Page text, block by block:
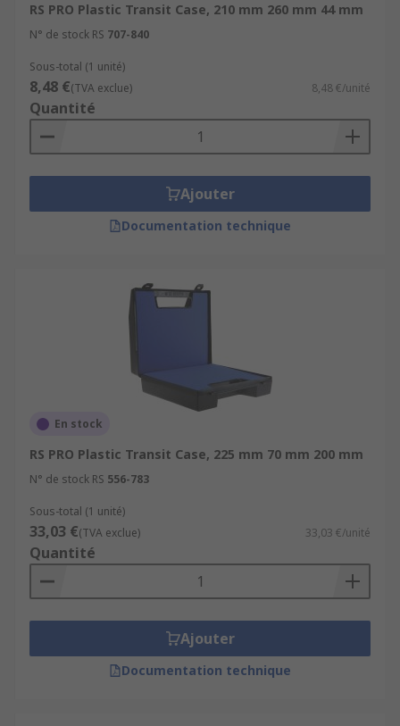
RS PRO Plastic Transit Case, 210 mm 260 mm 44 mm
N° de stock RS 707-840
Sous-total (1 unité)
8,48 €(TVA exclue) 8,48 €/unité
Quantité
Ajouter
Documentation technique
En stock
RS PRO Plastic Transit Case, 225 mm 70 mm 200 mm
N° de stock RS 556-783
Sous-total (1 unité)
33,03 €(TVA exclue) 33,03 €/unité
Quantité
Ajouter
Documentation technique